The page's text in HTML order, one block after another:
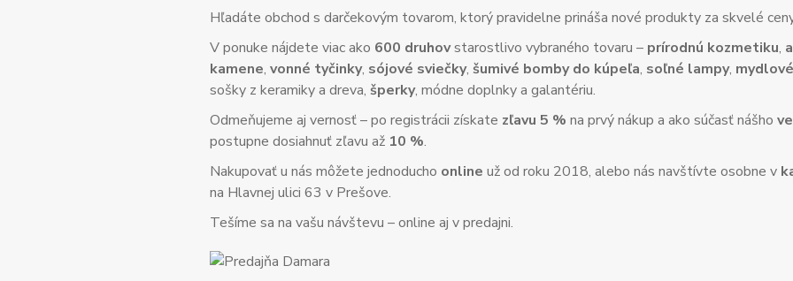
Hľadáte obchod s darčekovým tovarom, ktorý pravidelne prináša nové produkty za skvelé
V ponuke nájdete viac ako 600 druhovstarostlivo vybraného tovaru – prírodnú kozmetiku,
kamene, vonné tyčinky, sójové sviečky, šumivé bomby do kúpeľa, soľné lampy,
sošky z keramiky a dreva, šperky, módne doplnky a galantériu.
Odmeňujeme aj vernosť – po registrácii získate zľavu 5 % na prvý nákup a ako súčasť nášho
postupne dosiahnuť zľavu až 10 %.
Nakupovať u nás môžete jednoducho online už od roku 2018, alebo nás navštívte osobne v
na Hlavnej ulici 63 v Prešove.
Tešíme sa na vašu návštevu – online aj v predajni.